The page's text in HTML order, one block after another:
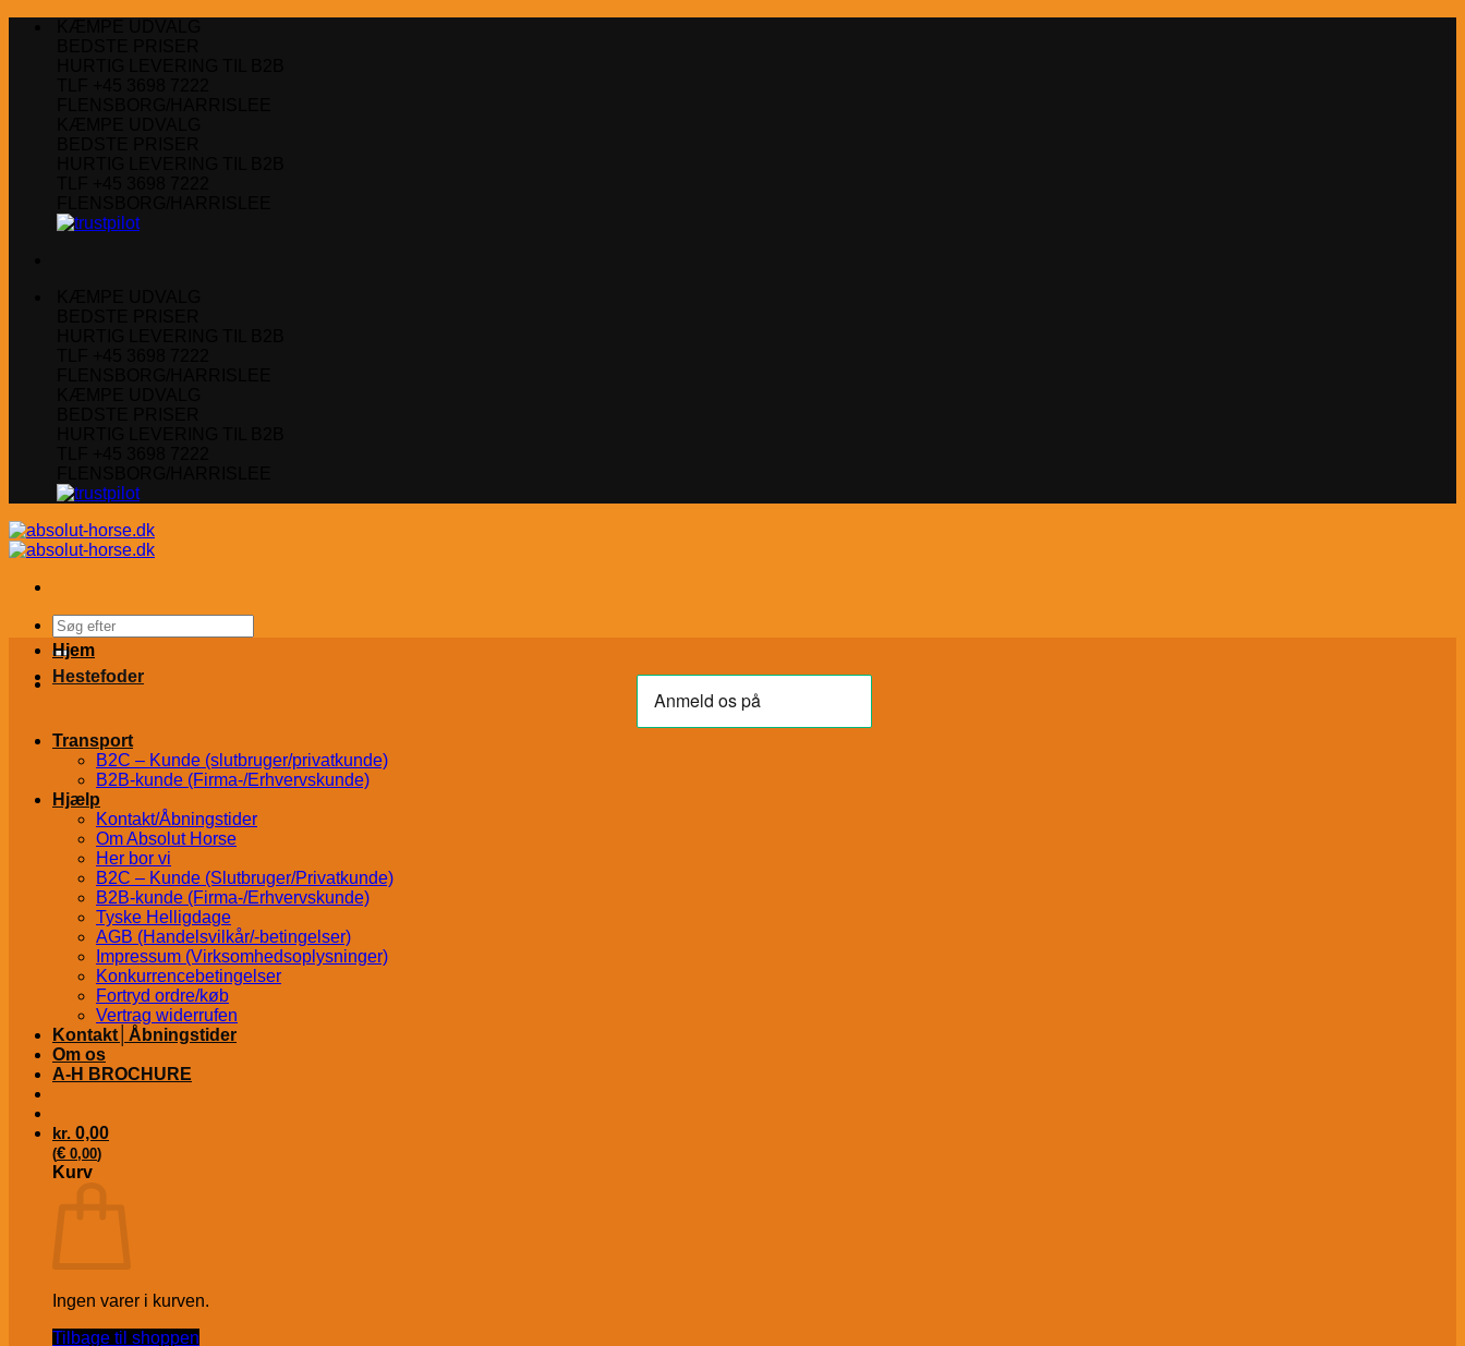
Søg
efter:
Transport
B2C – Kunde (slutbruger/privatkunde)
B2B-kunde (Firma-/Erhvervskunde)
Hjælp
Kontakt/Åbningstider
Om Absolut Horse
Her bor vi
B2C – Kunde (Slutbruger/Privatkunde)
B2B-kunde (Firma-/Erhvervskunde)
Tyske Helligdage
AGB (Handelsvilkår/-betingelser)
Impressum (Virksomhedsoplysninger)
Konkurrencebetingelser
Fortryd ordre/køb
Vertrag widerrufen
Kontakt│Åbningstider
Om os
A-H BROCHURE
kr. 0,00
(€ 0,00)
Kurv
Ingen varer i kurven.
Tilbage til shoppen
Hjem
Hestefoder